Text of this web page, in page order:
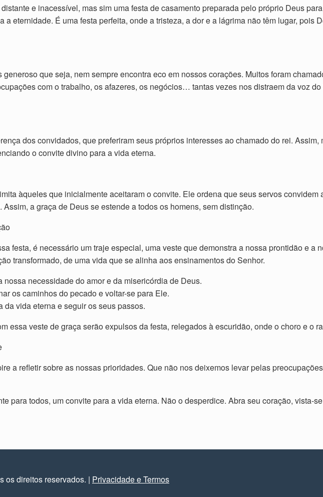
e inacessível, mas sim uma festa de casamento preparada pelo próprio Deus
a eternidade. É uma festa perfeita, onde a tristeza, a dor e a lágrima não têm lugar, pois
que seja, nem sempre encontra eco em nossos corações. Muitos foram
com o trabalho, os afazeres, os negócios… tantas vezes nos distraem da voz
dos convidados, que preferiram seus próprios interesses ao chamado do rei.
o convite divino para a vida eterna.
àqueles que inicialmente aceitaram o convite. Ele ordena que seus servos
a graça de Deus se estende a todos os homens, sem distinção.
festa, é necessário um traje especial, uma veste que demonstra a nossa prontidão e a
transformado, de uma vida que se alinha aos ensinamentos do Senhor.
necessidade do amor e da misericórdia de Deus.
os caminhos do pecado e voltar-se para Ele.
da vida eterna e seguir os seus passos.
essa veste de graça serão expulsos da festa, relegados à escuridão, onde o choro e o
a refletir sobre as nossas prioridades. Que não nos deixemos levar pelas
para todos, um convite para a vida eterna. Não o desperdice. Abra seu coração, vista-
os direitos reservados. | Privacidade e Termos